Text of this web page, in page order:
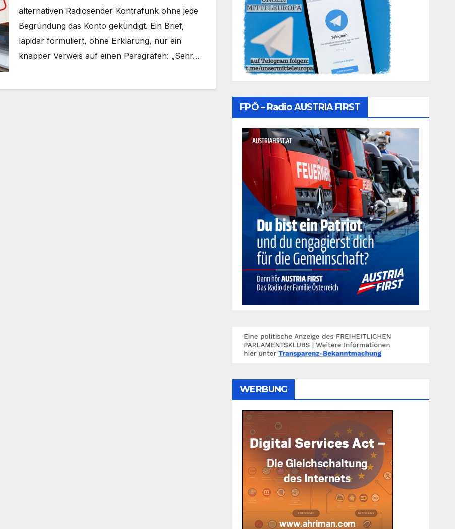
alternativen Radiosender Kontrafunk ohne jede
Begründung das Konto gekündigt. Ein Brief,
lapidar formuliert, ohne Erklärung, nur ein
knapper Verweis auf einen Paragrafen: „Sehr…
FPÖ – Radio AUSTRIA FIRST
WERBUNG